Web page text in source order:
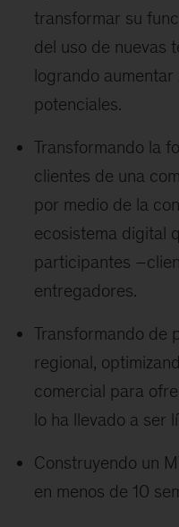
transformar su
del uso de nuevas
logrando
potenciales.
Transformando la
clientes de una
por medio de la
ecosistema digital
participantes
entregadores.
Transformando de
regional,
comercial para
lo ha llevado a ser
Construyendo un
en menos de 10